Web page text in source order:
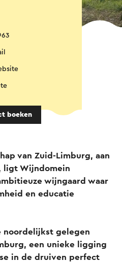
boeken
van Zuid-Limburg, aan
ligt Wijndomein
wijngaard waar
en educatie
noordelijkst gelegen
een unieke ligging
in de druiven perfect